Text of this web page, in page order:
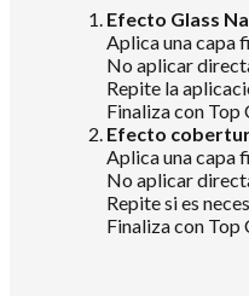
Efecto Glass
Aplica una capa
No aplicar
Repite la
Finaliza con Top
Efecto
Aplica una capa
No aplicar
Repite si es
Finaliza con Top